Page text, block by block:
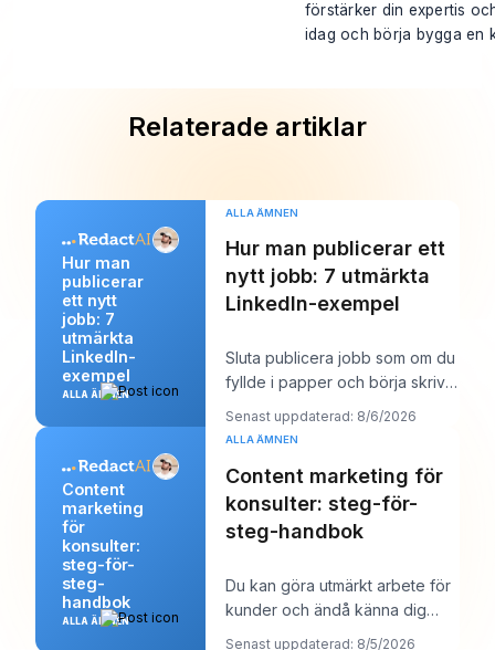
förstärker din expertis
idag och börja bygga en
Relaterade artiklar
Hur man
publicerar
ett nytt
jobb: 7
utmärkta
LinkedIn-
exempel
ALLA ÄMNEN
ALLA ÄMNEN
Hur man publicerar ett
nytt jobb: 7 utmärkta
LinkedIn-exempel
Sluta publicera jobb som om du
fyllde i papper och börja skriva
dem som om du försökte vinna
över en
Senast uppdaterad: 8/6/2026
Content
marketing
för
konsulter:
steg-för-
steg-
handbok
ALLA ÄMNEN
ALLA ÄMNEN
Content marketing för
konsulter: steg-för-
steg-handbok
Du kan göra utmärkt arbete för
kunder och ändå känna dig
märkligt osynlig online. Arbetet
Senast uppdaterad: 8/5/2026